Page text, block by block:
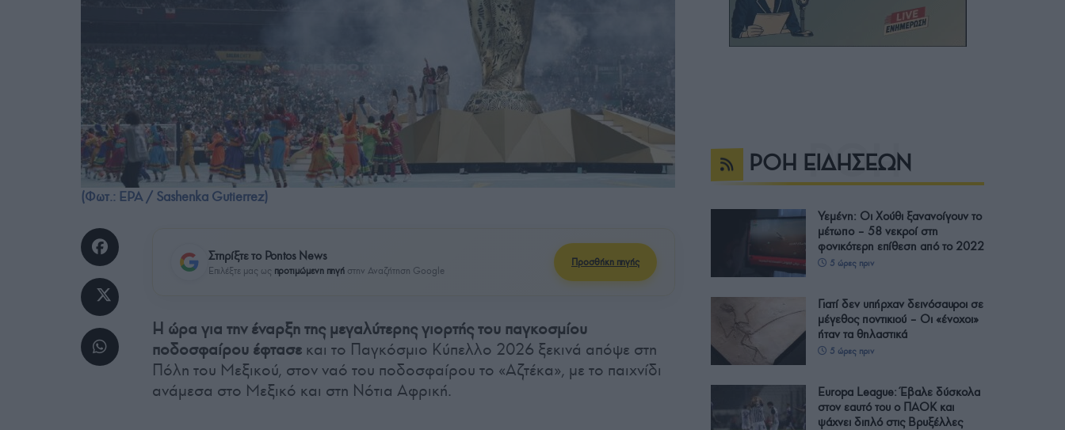
(Φωτ.: EPA / Sashenka Gutierrez)
Στηρίξτε το Pontos News
Επιλέξτε μας ως προτιμώμενη πηγή στην Αναζήτηση Google
Προσθήκη πηγής
Η ώρα για την έναρξη της μεγαλύτερης γιορτής του παγκοσμίου
ποδοσφαίρου έφτασε και το Παγκόσμιο Κύπελλο 2026 ξεκινά απόψε στη
Πόλη του Μεξικού, στον ναό του ποδοσφαίρου το «Αζτέκα», με το παιχνίδι
ανάμεσα στο Μεξικό και στη Νότια Αφρική.
ΡΟΗ ΕΙΔΗΣΕΩΝ
Υεμένη: Οι Χούθι ξανανοίγουν το
μέτωπο – 58 νεκροί στη
φονικότερη επίθεση από το 2022
5 ώρες πριν
Γιατί δεν υπήρχαν δεινόσαυροι σε
μέγεθος ποντικιού – Οι «ένοχοι»
ήταν τα θηλαστικά
5 ώρες πριν
Europa League: Έβαλε δύσκολα
στον εαυτό του ο ΠΑΟΚ και
ψάχνει διπλό στις Βρυξέλλες